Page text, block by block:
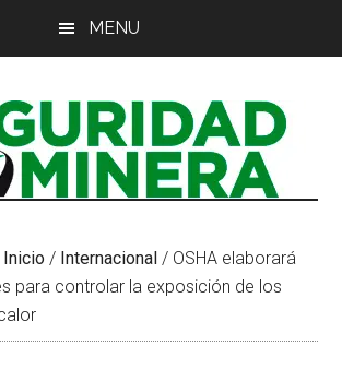
MENU
Inicio / Internacional / OSHA elaborará
para controlar la exposición de los